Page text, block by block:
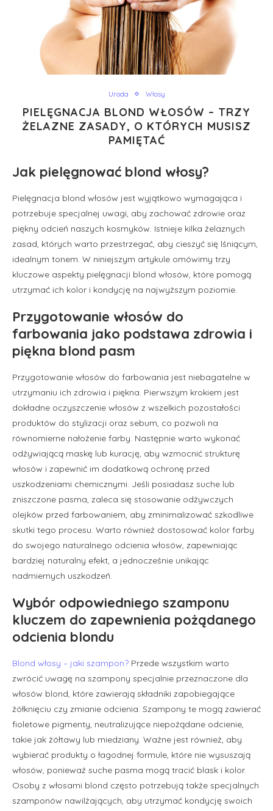
Uroda Włosy
PIELĘGNACJA BLOND WŁOSÓW – TRZY
ŻELAZNE ZASADY, O KTÓRYCH MUSISZ
PAMIĘTAĆ
Jak pielęgnować blond włosy?
Pielęgnacja blond włosów jest wyjątkowo wymagająca i
potrzebuje specjalnej uwagi, aby zachować zdrowie oraz
piękny odcień naszych kosmyków. Istnieje kilka żelaznych
zasad, których warto przestrzegać, aby cieszyć się lśniącym,
idealnym tonem. W niniejszym artykule omówimy trzy
kluczowe aspekty pielęgnacji blond włosów, które pomogą
utrzymać ich kolor i kondycję na najwyższym poziomie.
Przygotowanie włosów do
farbowania jako podstawa zdrowia i
piękna blond pasm
Przygotowanie włosów do farbowania jest niebagatelne w
utrzymaniu ich zdrowia i piękna. Pierwszym krokiem jest
dokładne oczyszczenie włosów z wszelkich pozostałości
produktów do stylizacji oraz sebum, co pozwoli na
równomierne nałożenie farby. Następnie warto wykonać
odżywiającą maskę lub kurację, aby wzmocnić strukturę
włosów i zapewnić im dodatkową ochronę przed
uszkodzeniami chemicznymi. Jeśli posiadasz suche lub
zniszczone pasma, zaleca się stosowanie odżywczych
olejków przed farbowaniem, aby zminimalizować szkodliwe
skutki tego procesu. Warto również dostosować kolor farby
do swojego naturalnego odcienia włosów, zapewniając
bardziej naturalny efekt, a jednocześnie unikając
nadmiernych uszkodzeń.
Wybór odpowiedniego szamponu
kluczem do zapewnienia pożądanego
odcienia blondu
Blond włosy – jaki szampon? Przede wszystkim warto
zwrócić uwagę na szampony specjalnie przeznaczone dla
włosów blond, które zawierają składniki zapobiegające
żółknięciu czy zmianie odcienia. Szampony te mogą zawierać
fioletowe pigmenty, neutralizujące niepożądane odcienie,
takie jak żółtawy lub miedziany. Ważne jest również, aby
wybierać produkty o łagodnej formule, które nie wysuszają
włosów, ponieważ suche pasma mogą tracić blask i kolor.
Osoby z włosami blond często potrzebują także specjalnych
szamponów nawilżających, aby utrzymać kondycję swoich